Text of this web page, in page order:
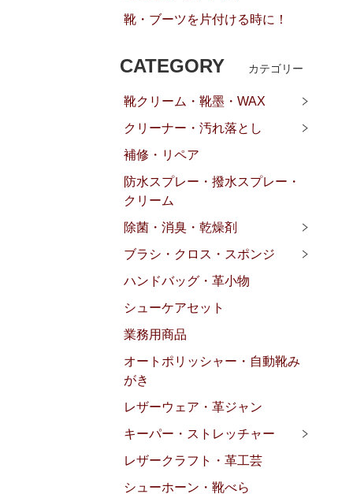
靴・ブーツを片付ける時に！
CATEGORY カテゴリー
靴クリーム・靴墨・WAX
クリーナー・汚れ落とし
補修・リペア
防水スプレー・撥水スプレー・
クリーム
除菌・消臭・乾燥剤
ブラシ・クロス・スポンジ
ハンドバッグ・革小物
シューケアセット
業務用商品
オートポリッシャー・自動靴み
がき
レザーウェア・革ジャン
キーパー・ストレッチャー
レザークラフト・革工芸
シューホーン・靴べら